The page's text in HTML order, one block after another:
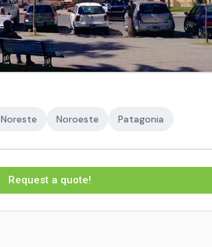
Noreste Noroeste Patagonia
Request a quote!